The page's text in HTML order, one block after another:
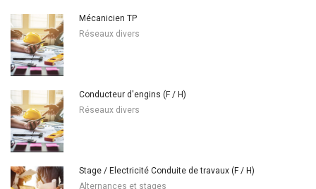
Mécanicien TP
Réseaux divers
Conducteur d'engins (F / H)
Réseaux divers
Stage / Electricité Conduite de travaux (F / H)
Alternances et stages